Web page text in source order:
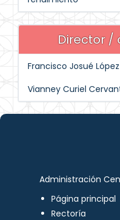
Director /
Francisco Josué
Vianney Curiel
Administración
Página principal
Rectoría